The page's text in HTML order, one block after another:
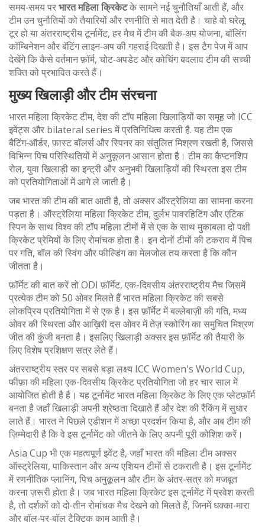
समय‑समय परभारत महिला क्रिकेटके सामने नई चुनौतियाँ आती हैं, और
टीम उन चुनौतियों को तैयारियों और रणनीति से मात देती है। चाहे वो घरेलू
टूर हो या अंतरराष्ट्रीय टूर्नामेंट, हर मैच में टीम की बैक‑अप योजना, बॉलिंग
कॉम्बिनेशन और बॅटिंग लाइन‑अप की गहराई दिखती है। इस टैग पेज में आप
देखेंगे कि कैसे वर्तमान फ़ॉर्म, चोट‑अपडेट और कोचिंग बदलाव टीम की सच्ची
शक्ति को प्रभावित करते हैं।
मुख्य खिलाड़ी और टीम संरचना
भारत महिला क्रिकेट टीम, देश की टॉप महिला खिलाड़ियों का समूह जो ICC
इवेंट्स और bilateral series में प्रतिनिधित्व करती है. यह टीम एक
बैटिंग‑ऑर्डर, फ़ास्ट बॉलर्स और स्पिनर का संतुलित मिश्रण रखती है, जिससे
विभिन्न पिच परिस्थितियों में अनुकूलन आसान होता है। टीम का कैप्टनशिप
रोल, युवा खिलाड़ी का इन्ट्री और अनुभवी खिलाड़ियों की स्थिरता इस टीम
को प्रतियोगिताओं में आगे ले जाती है।
जब भारत की टीम की बात आती है, तो अक्सर ऑस्ट्रेलिया का सामना करना
पड़ता है। ऑस्ट्रेलिया महिला क्रिकेट टीम, दुर्लभ पावरहिटिंग और एटिक
स्पिन के साथ विश्व की टॉप महिला टीमों में से एकके साथ मुकाबला दो पक्षी
क्रिकेट प्रेमियों के लिए रोमांचक होता है। इन दोनों टीमों की टकराव में पिच
पर गति, बॉल की स्विंग और फील्डिंग का मेलजोल तय करता है कि कौन
जीतता है।
फ़ॉर्मेट की बात करें तोODI फ़ॉर्मेट, एक-दिवसीय अंतरराष्ट्रीय मैच जिसमें
प्रत्येक टीम को 50 ओवर मिलते हैंभारत महिला क्रिकेट की सबसे
लोकप्रिय प्रतियोगिता में से एक है। इस फ़ॉर्मेट में बल्लेबाज़ी की गति, मध्य
ओवर की स्थिरता और आख़िरी दस ओवर में तेज़ स्कोरिंग का समुचित मिश्रण
जीत की कुंजी बनता है। इसलिए खिलाड़ी अक्सर इस फ़ॉर्मेट की तैयारी के
लिए विशेष प्रशिक्षण सत्र लेते हैं।
अंतरराष्ट्रीय स्तर पर सबसे बड़ा लक्ष्य ICC Women's World Cup,
फीफ़ा की महिला एक-दिवसीय क्रिकेट प्रतियोगिता जो हर चार साल में
आयोजित होती हैहै। यह टूर्नामेंट भारत महिला क्रिकेट के लिए एक प्लेटफ़ॉर्म
बनता है जहाँ खिलाड़ी अपनी श्रेष्ठता दिखाते हैं और देश की रैंकिंग में सुधार
लाते हैं। भारत ने पिछले एडीशन में अच्छा प्रदर्शन किया है, और अब टीम की
ज़िम्मेदारी है कि वे इस टूर्नामेंट को जीतने के लिए अपनी पूरी कोशिश करें।
Asia Cup भी एक महत्वपूर्ण इवेंट है, जहाँ भारत की महिला टीम अक्सर
ऑस्ट्रेलिया, पाकिस्तान और अन्य एशियन टीमों से टकराती है। इस टूर्नामेंट
में रणनीतिक प्लानिंग, पिच अनुकूलन और टीम के अंतर‑सत्र को मजबूत
करना ज़रूरी होता है। जब भारत महिला क्रिकेट इस टूर्नामेंट में प्रवेश करती
है, तो दर्शकों को दो‑तीन रोमांचक मैच देखने को मिलते हैं, जिनमें धक्का‑मारा
और बॉल‑पर‑बॉल टैक्टिक काम आती है।